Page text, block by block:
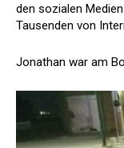
den sozialen
Tausenden von
Jonathan war am